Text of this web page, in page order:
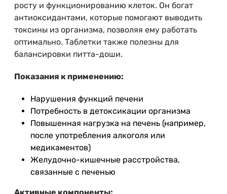
росту и функционированию клеток. Он богат
антиоксидантами, которые помогают выводить
токсины из организма, позволяя ему работать
оптимально. Таблетки также полезны для
балансировки питта-доши.
Показания к применению:
Нарушения функций печени
Потребность в детоксикации организма
Повышенная нагрузка на печень (например,
после употребления алкоголя или
медикаментов)
Желудочно-кишечные расстройства,
связанные с печенью